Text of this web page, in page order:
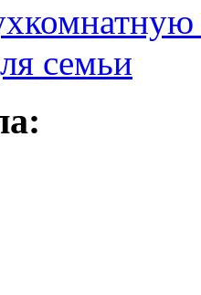
семьи